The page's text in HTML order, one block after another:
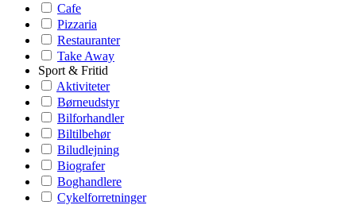
Cafe
Pizzaria
Restauranter
Take Away
Sport & Fritid
Aktiviteter
Børneudstyr
Bilforhandler
Biltilbehør
Biludlejning
Biografer
Boghandlere
Cykelforretninger